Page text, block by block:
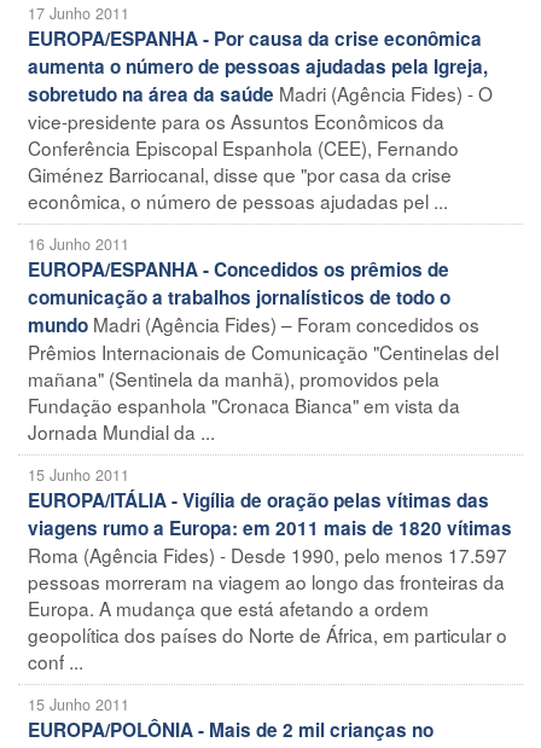
17 Junho 2011
EUROPA/ESPANHA - Por causa da crise econômica
aumenta o número de pessoas ajudadas pela Igreja,
sobretudo na área da saúde Madri (Agência Fides) - O
vice-presidente para os Assuntos Econômicos da
Conferência Episcopal Espanhola (CEE), Fernando
Giménez Barriocanal, disse que "por casa da crise
econômica, o número de pessoas ajudadas pel ...
16 Junho 2011
EUROPA/ESPANHA - Concedidos os prêmios de
comunicação a trabalhos jornalísticos de todo o
mundo Madri (Agência Fides) – Foram concedidos os
Prêmios Internacionais de Comunicação "Centinelas del
mañana" (Sentinela da manhã), promovidos pela
Fundação espanhola "Cronaca Bianca" em vista da
Jornada Mundial da ...
15 Junho 2011
EUROPA/ITÁLIA - Vigília de oração pelas vítimas das
viagens rumo a Europa: em 2011 mais de 1820 vítimas
Roma (Agência Fides) - Desde 1990, pelo menos 17.597
pessoas morreram na viagem ao longo das fronteiras da
Europa. A mudança que está afetando a ordem
geopolítica dos países do Norte de África, em particular o
conf ...
15 Junho 2011
EUROPA/POLÔNIA - Mais de 2 mil crianças no